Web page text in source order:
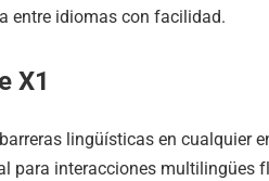
entre idiomas con facilidad.
X1
lingüísticas en
interacciones